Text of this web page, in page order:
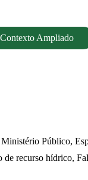
Contexto Ampliado
Público,
recurso hídrico,